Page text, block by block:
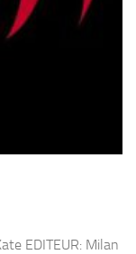
EDITEUR: Milan